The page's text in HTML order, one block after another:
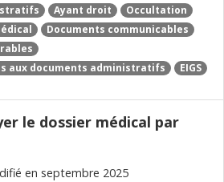
Ayant droit
Occultation
Documents communicables
aux documents administratifs
EIGS
le dossier médical par
en septembre 2025